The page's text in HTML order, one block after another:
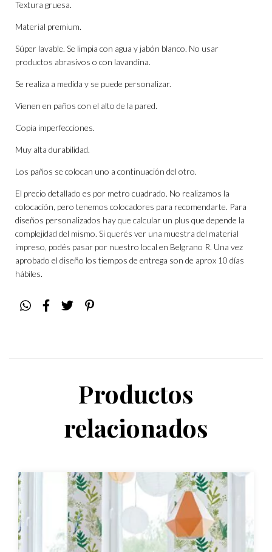
Textura gruesa.
Material premium.
Súper lavable. Se limpia con agua y jabón blanco. No usar
productos abrasivos o con lavandina.
Se realiza a medida y se puede personalizar.
Vienen en paños con el alto de la pared.
Copia imperfecciones.
Muy alta durabilidad.
Los paños se colocan uno a continuación del otro.
El precio detallado es por metro cuadrado. No realizamos la
colocación, pero tenemos colocadores para recomendarte. Para
diseños personalizados hay que calcular un plus que depende la
complejidad del mismo. Si querés ver una muestra del material
impreso, podés pasar por nuestro local en Belgrano R. Una vez
aprobado el diseño los tiempos de entrega son de aprox 10 días
hábiles.
Productos
relacionados